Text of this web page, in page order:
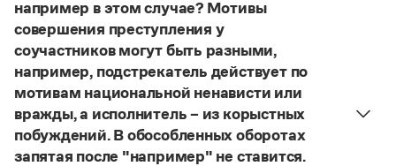
Словари русского языка как государственного
Справочники
Правила русской орфографии и пунктуации
Русский язык. Краткий теоретический курс
для школьников
Управление в русском языке
Словарь русских имён
Словарь методических терминов
Правила русской орфографии и пунктуации
(1956)
например в этом случае? Мотивы
совершения преступления у
соучастников могут быть разными,
например, подстрекатель действует по
мотивам национальной ненависти или
вражды, а исполнитель – из корыстных
побуждений. В обособленных оборотах
запятая после "например" не ставится.